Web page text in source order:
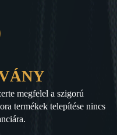
megfelel a szigorú
termékek telepítése nincs